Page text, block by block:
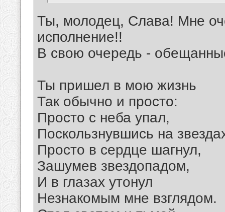
Ты, молодец, Слава! Мне
исполнение!!
В свою очередь -
Ты пришел в мою жизнь
Так обычно и просто:
Просто с неба упал,
Поскользнувшись на
Просто в сердце шагнул,
Зашумев звездопадом,
И в глазах утонул
Незнакомым мне взглядом.